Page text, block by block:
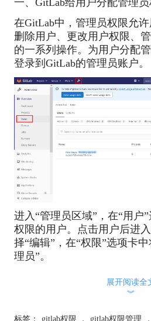
在GitLab中，管理员权限允
删除用户、更改用户权限、
的一系列操作。为用户分配
登录到GitLab的管理员账户。
进入“管理员区域”，在“用户
权限的用户。点击用户后进
择“编辑”，在“权限”选项卡
理员”。
保存更改后，该用户即获得
限的分配需要谨慎操作，确
展开阅读全
︾
标签： gitlab权限 ， gitlab权限管理 ，